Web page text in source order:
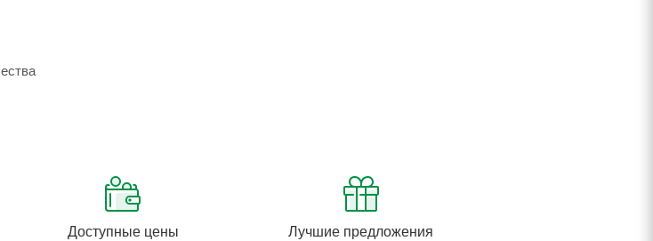
Доступные цены Лучшие предложения